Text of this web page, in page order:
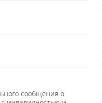
сообщения о